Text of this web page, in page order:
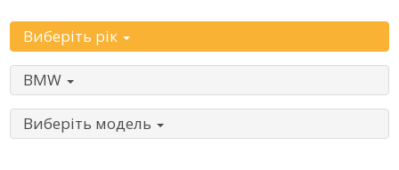
Виберіть рік
BMW
Виберіть модель